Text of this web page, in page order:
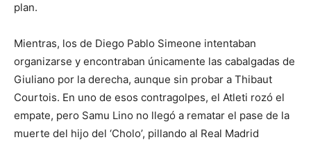
plan.
Mientras, los de Diego Pablo Simeone intentaban
organizarse y encontraban únicamente las cabalgadas de
Giuliano por la derecha, aunque sin probar a Thibaut
Courtois. En uno de esos contragolpes, el Atleti rozó el
empate, pero Samu Lino no llegó a rematar el pase de la
muerte del hijo del ‘Cholo’, pillando al Real Madrid